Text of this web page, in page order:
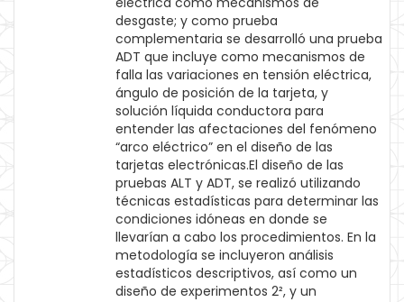
desgaste; y como prueba
complementaria se desarrolló una prueba
ADT que incluye como mecanismos de
falla las variaciones en tensión eléctrica,
ángulo de posición de la tarjeta, y
solución líquida conductora para
entender las afectaciones del fenómeno
“arco eléctrico” en el diseño de las
tarjetas electrónicas.El diseño de las
pruebas ALT y ADT, se realizó utilizando
técnicas estadísticas para determinar las
condiciones idóneas en donde se
llevarían a cabo los procedimientos. En la
metodología se incluyeron análisis
estadísticos descriptivos, así como un
diseño de experimentos 2², y un